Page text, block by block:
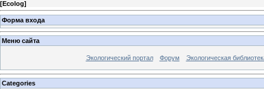
[Ecolog]
Форма входа
Меню сайта
Экологический портал Форум Экологическая
Categories